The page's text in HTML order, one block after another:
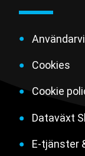
Cookies
Cookie
Dataväxt
E-tjänster